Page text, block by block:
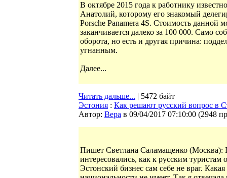
В октябре 2015 года к работнику
Анатолий, которому его знакомый
Porsche Panamera 4S. Стоимость данной
заканчивается далеко за 100 000. Само
оборота, но есть и другая причина:
угнанным.
Далее...
Читать дальше... | 5472 байт
Эстония : Как решают русский вопрос в
Автор: Bepa в 09/04/2017 07:10:00 (2948
Пишет Светлана Саламащенко (Москва):
интересовались, как к русским туристам
Эстонский бизнес сам себе не враг.